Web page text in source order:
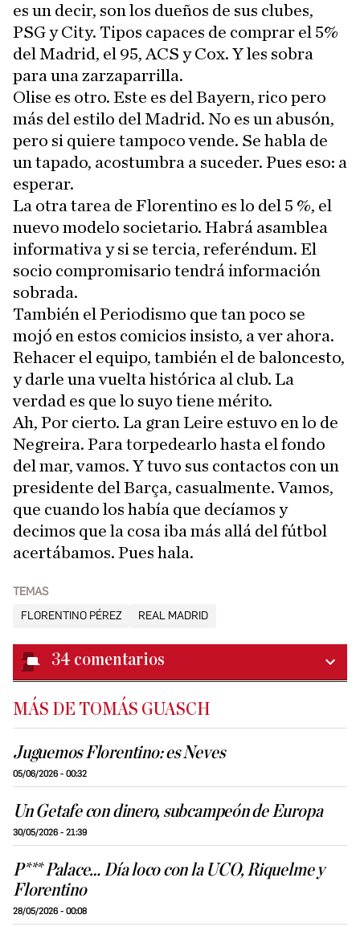
es un decir, son los dueños de sus clubes,
PSG y City. Tipos capaces de comprar el 5%
del Madrid, el 95, ACS y Cox. Y les sobra
para una zarzaparrilla.
Olise es otro. Este es del Bayern, rico pero
más del estilo del Madrid. No es un abusón,
pero si quiere tampoco vende. Se habla de
un tapado, acostumbra a suceder. Pues eso: a
esperar.
La otra tarea de Florentino es lo del 5 %, el
nuevo modelo societario. Habrá asamblea
informativa y si se tercia, referéndum. El
socio compromisario tendrá información
sobrada.
También el Periodismo que tan poco se
mojó en estos comicios insisto, a ver ahora.
Rehacer el equipo, también el de baloncesto,
y darle una vuelta histórica al club. La
verdad es que lo suyo tiene mérito.
Ah, Por cierto. La gran Leire estuvo en lo de
Negreira. Para torpedearlo hasta el fondo
del mar, vamos. Y tuvo sus contactos con un
presidente del Barça, casualmente. Vamos,
que cuando los había que decíamos y
decimos que la cosa iba más allá del fútbol
acertábamos. Pues hala.
TEMAS
FLORENTINO PÉREZ
REAL MADRID
34 comentarios
MÁS DE TOMÁS GUASCH
Juguemos Florentino: es Neves
05/06/2026 - 00:32
Un Getafe con dinero, subcampeón de Europa
30/05/2026 - 21:39
P*** Palace… Día loco con la UCO, Riquelme y
Florentino
28/05/2026 - 00:08